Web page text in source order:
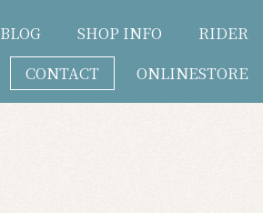
BLOG SHOP INFO
RIDER
CONTACT
ONLINESTORE